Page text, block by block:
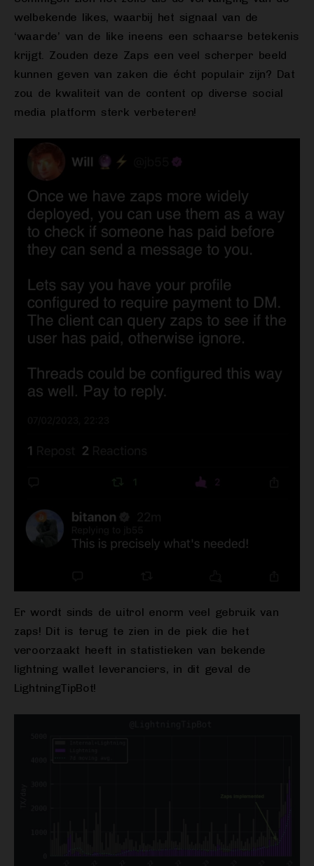
welbekende likes, waarbij het signaal van de
‘waarde’ van de like ineens een schaarse betekenis
krijgt. Zouden deze Zaps een veel scherper beeld
kunnen geven van zaken die écht populair zijn? Dat
zou de kwaliteit van de content op diverse social
media platform sterk verbeteren!
Er wordt sinds de uitrol enorm veel gebruik van
zaps! Dit is terug te zien in de piek die het
veroorzaakt heeft in statistieken van bekende
lightning wallet leveranciers, in dit geval de
LightningTipBot!